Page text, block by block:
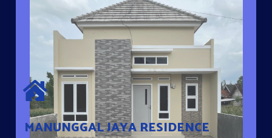
MANUNGGAL JAYA RESIDENCE
MANUNGGAL JAYA RESIDENCE
Cluster Exclusive dengan one Gate System, terdapat taman
mini dan memiliki jarak 200m dari jalan nasional serta dekat
dengan pusat kota